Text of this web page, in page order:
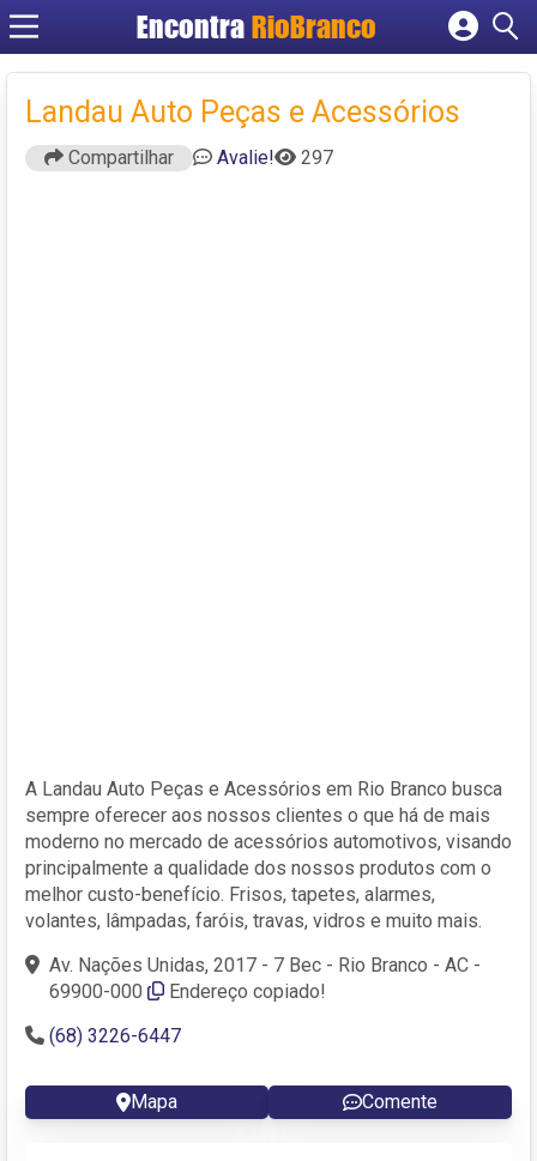
Encontra RioBranco
Cadastrar empresa
Criar conta
Landau Auto Peças e Acessórios
Compartilhar Avalie! 297
A Landau Auto Peças e Acessórios em Rio Branco busca
sempre oferecer aos nossos clientes o que há de mais
moderno no mercado de acessórios automotivos, visando
principalmente a qualidade dos nossos produtos com o
melhor custo-benefício. Frisos, tapetes, alarmes,
volantes, lâmpadas, faróis, travas, vidros e muito mais.
Av. Nações Unidas, 2017 - 7 Bec - Rio Branco - AC -
69900-000
Endereço copiado!
(68) 3226-6447
Mapa Comente